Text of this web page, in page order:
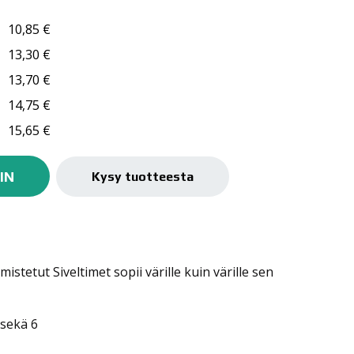
10,85 €
13,30 €
13,70 €
14,75 €
15,65 €
Kysy tuotteesta
Siveltimet sopii värille kuin värille sen
6